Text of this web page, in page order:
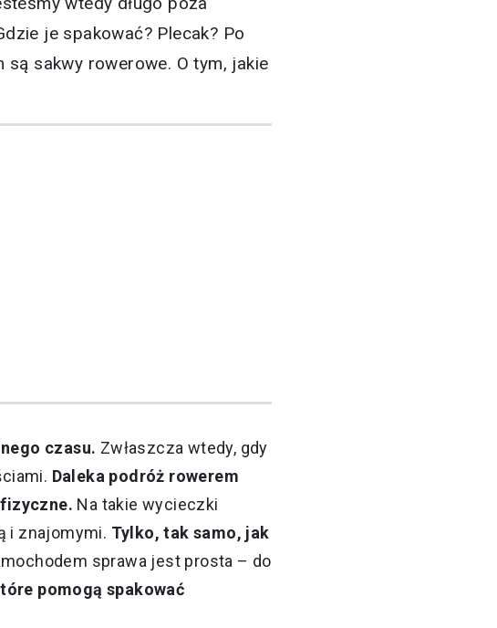
je spakować? Plecak? Po
sakwy rowerowe. O tym, jakie
czasu. Zwłaszcza wtedy, gdy
Daleka podróż rowerem
Na takie wycieczki
i znajomymi. Tylko, tak samo, jak
sprawa jest prosta – do
pomogą spakować